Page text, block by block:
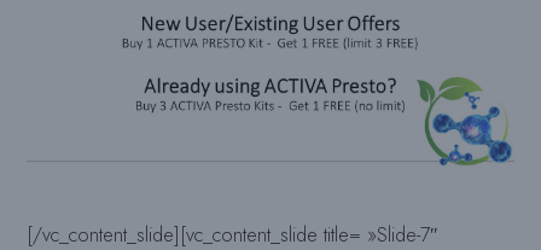
[/vc_content_slide][vc_content_slide title= »Slide-7″